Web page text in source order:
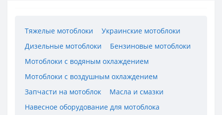
Тяжелые мотоблоки
Украинские мотоблоки
Дизельные мотоблоки
Бензиновые мотоблоки
Мотоблоки с водяным охлаждением
Мотоблоки с воздушным охлаждением
Запчасти на мотоблок
Масла и смазки
Навесное оборудование для мотоблока